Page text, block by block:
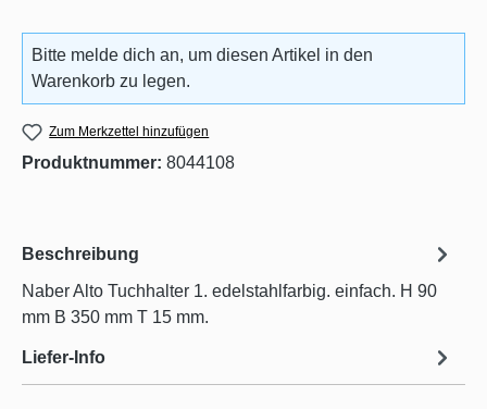
Bitte melde dich an, um diesen Artikel in den
Warenkorb zu legen.
Zum Merkzettel hinzufügen
Produktnummer: 8044108
Beschreibung
Naber Alto Tuchhalter 1. edelstahlfarbig. einfach. H 90
mm B 350 mm T 15 mm.
Liefer-Info